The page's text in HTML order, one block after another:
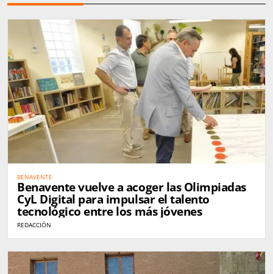
BENAVENTE
Benavente vuelve a acoger las Olimpiadas
CyL Digital para impulsar el talento
tecnológico entre los más jóvenes
REDACCIÓN